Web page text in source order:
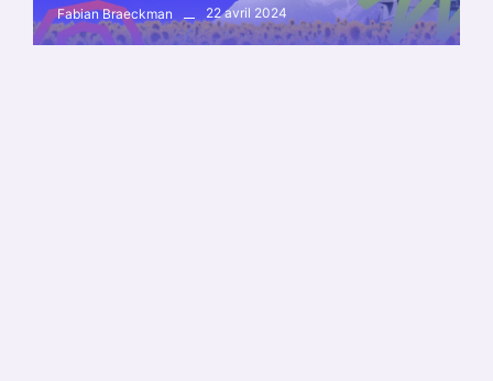
Fabian Braeckman 22 avril 2024